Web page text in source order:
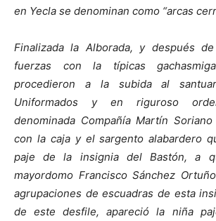
en Yecla se denominan como “arcas
Finalizada la Alborada, y después
fuerzas con la típicas
procedieron a la subida al
Uniformados y en riguroso
denominada Compañía Martín
con la caja y el sargento alabardero
paje de la insignia del Bastón, a
mayordomo Francisco Sánchez
agrupaciones de escuadras de esta
de este desfile, apareció la niña